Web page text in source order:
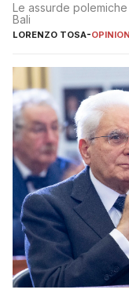
Le assurde
Bali
LORENZO TOSA-